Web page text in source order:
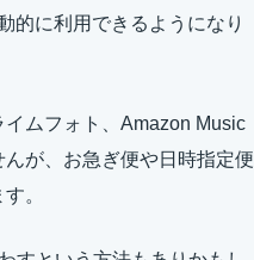
的に利用できるようになり
ムフォト、Amazon Music
が、お急ぎ便や日時指定便
。